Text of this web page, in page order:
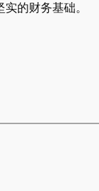
的财务基础。